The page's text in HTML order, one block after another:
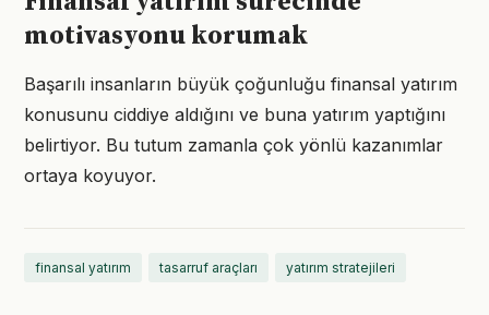
motivasyonu korumak
Başarılı insanların büyük çoğunluğu finansal yatırım
konusunu ciddiye aldığını ve buna yatırım yaptığını
belirtiyor. Bu tutum zamanla çok yönlü kazanımlar
ortaya koyuyor.
finansal yatırım tasarruf araçları yatırım stratejileri